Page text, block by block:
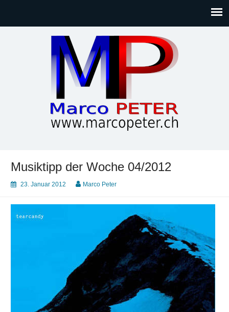
Musiktipp der Woche 04/2012
23. Januar 2012 Marco Peter